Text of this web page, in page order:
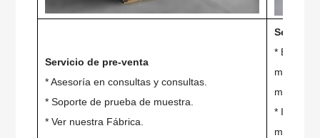
Servicio de pre-venta
* Asesoría en consultas y consultas.
* Soporte de prueba de muestra.
* Ver nuestra Fábrica.
Servicio
*
máquina,
máquina.
*